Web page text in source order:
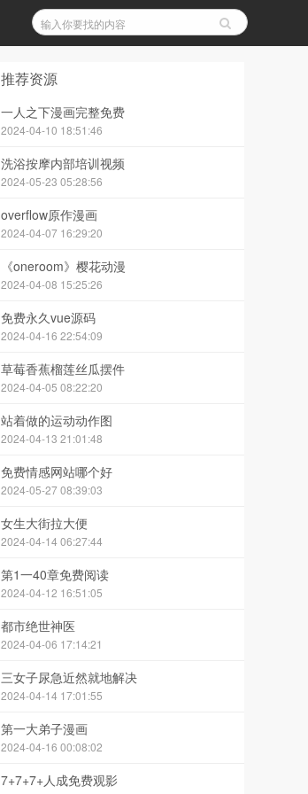
推荐资源
一人之下漫画完整免费
2024-04-10 18:51:46
洗浴按摩内部培训视频
2024-05-23 05:28:56
overflow原作漫画
2024-04-07 16:29:20
《oneroom》樱花动漫
2024-04-08 15:25:26
免费永久vue源码
2024-04-16 22:54:09
草莓香蕉榴莲丝瓜摆件
2024-04-05 08:22:20
站着做的运动动作图
2024-04-13 21:01:48
免费情感网站哪个好
2024-05-27 08:39:03
女生大街拉大便
2024-04-14 06:27:44
第1一40章免费阅读
2024-04-12 16:51:05
都市绝世神医
2024-04-06 17:14:21
三女子尿急近然就地解决
2024-04-14 17:01:55
第一大弟子漫画
2024-04-16 00:08:02
7+7+7+人成免费观影